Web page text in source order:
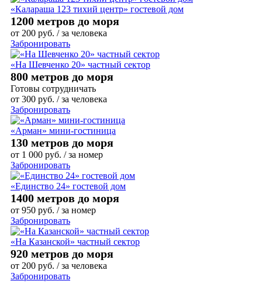
«Калараша 123 тихий центр» гостевой дом
1200 метров до моря
от 200 руб. / за человека
Забронировать
«На Шевченко 20» частный сектор
800 метров до моря
Готовы сотрудничать
от 300 руб. / за человека
Забронировать
«Арман» мини-гостиница
130 метров до моря
от 1 000 руб. / за номер
Забронировать
«Единство 24» гостевой дом
1400 метров до моря
от 950 руб. / за номер
Забронировать
«На Казанской» частный сектор
920 метров до моря
от 200 руб. / за человека
Забронировать